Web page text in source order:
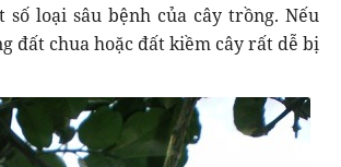
số loại sâu bệnh của cây trồng. Nếu
đất chua hoặc đất kiềm cây rất dễ bị